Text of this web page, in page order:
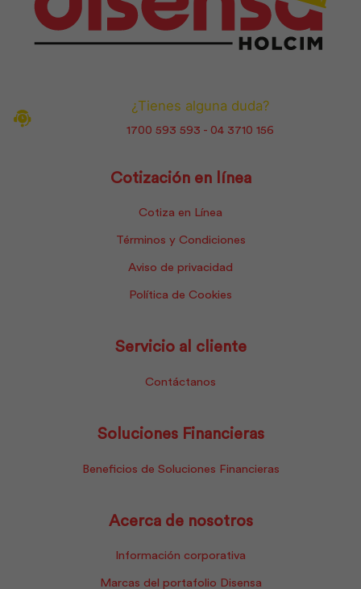
¿Tienes alguna duda?
1700 593 593 - 04 3710 156
Cotización en línea
Cotiza en Línea
Términos y Condiciones
Aviso de privacidad
Política de Cookies
Servicio al cliente
Contáctanos
Soluciones Financieras
Beneficios de Soluciones Financieras
Acerca de nosotros
Información corporativa
Marcas del portafolio Disensa